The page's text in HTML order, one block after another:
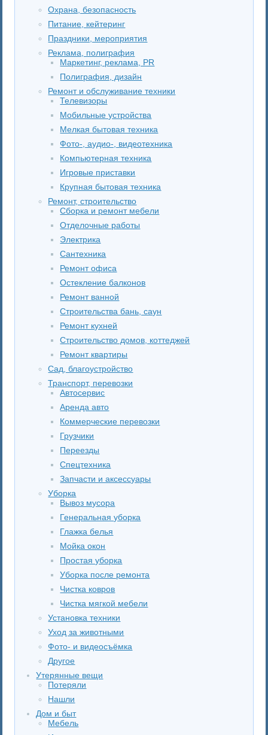
Охрана, безопасность
Питание, кейтеринг
Праздники, мероприятия
Реклама, полиграфия
Маркетинг, реклама, PR
Полиграфия, дизайн
Ремонт и обслуживание техники
Телевизоры
Мобильные устройства
Мелкая бытовая техника
Фото-, аудио-, видеотехника
Компьютерная техника
Игровые приставки
Крупная бытовая техника
Ремонт, строительство
Сборка и ремонт мебели
Отделочные работы
Электрика
Сантехника
Ремонт офиса
Остекление балконов
Ремонт ванной
Строительства бань, саун
Ремонт кухней
Строительство домов, коттеджей
Ремонт квартиры
Сад, благоустройство
Транспорт, перевозки
Автосервис
Аренда авто
Коммерческие перевозки
Грузчики
Переезды
Спецтехника
Запчасти и аксессуары
Уборка
Вывоз мусора
Генеральная уборка
Глажка белья
Мойка окон
Простая уборка
Уборка после ремонта
Чистка ковров
Чистка мягкой мебели
Установка техники
Уход за животными
Фото- и видеосъёмка
Другое
Утерянные вещи
Потеряли
Нашли
Дом и быт
Мебель